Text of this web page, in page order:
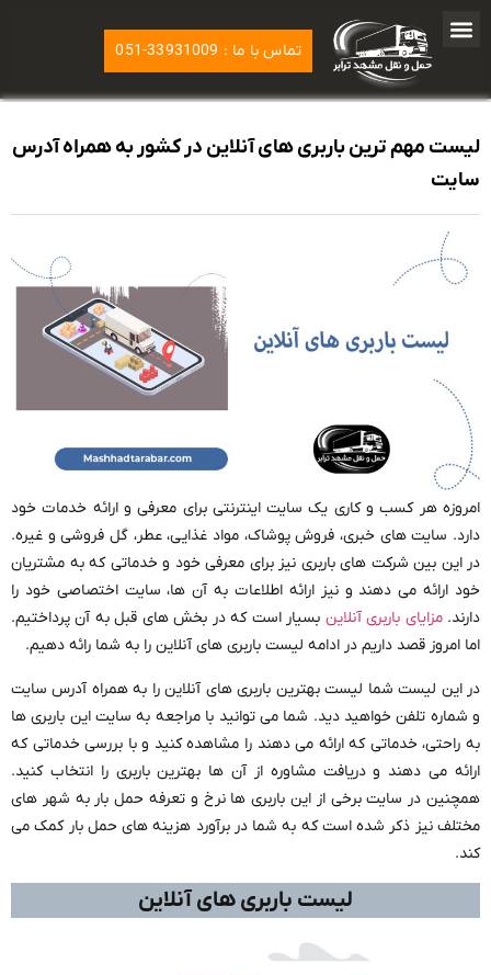
تماس با ما : 33931009-051
لیست مهم ترین باربری های آنلاین در کشور به همراه آدرس
سایت
امروزه هر کسب و کاری یک سایت اینترنتی برای معرفی و ارائه خدمات خود
دارد. سایت های خبری، فروش پوشاک، مواد غذایی، عطر، گل فروشی و غیره.
در این بین شرکت های باربری نیز برای معرفی خود و خدماتی که به مشتریان
خود ارائه می دهند و نیز ارائه اطلاعات به آن ها، سایت اختصاصی خود را
دارند.مزایای باربری آنلاین بسیار است که در بخش های قبل به آن پرداختیم.
اما امروز قصد داریم در ادامه لیست باربری های آنلاین را به شما رائه دهیم.
در این لیست شما لیست بهترین باربری های آنلاین را به همراه آدرس سایت
و شماره تلفن خواهید دید. شما می توانید با مراجعه به سایت این باربری ها
به راحتی، خدماتی که ارائه می دهند را مشاهده کنید و با بررسی خدماتی که
ارائه می دهند و دریافت مشاوره از آن ها بهترین باربری را انتخاب کنید.
همچنین در سایت برخی از این باربری ها نرخ و تعرفه حمل بار به شهر های
مختلف نیز ذکر شده است که به شما در برآورد هزینه های حمل بار کمک می
کند.
لیست باربری های آنلاین